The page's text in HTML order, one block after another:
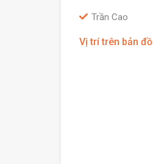
Trần Cao
Vị trí trên bản đồ